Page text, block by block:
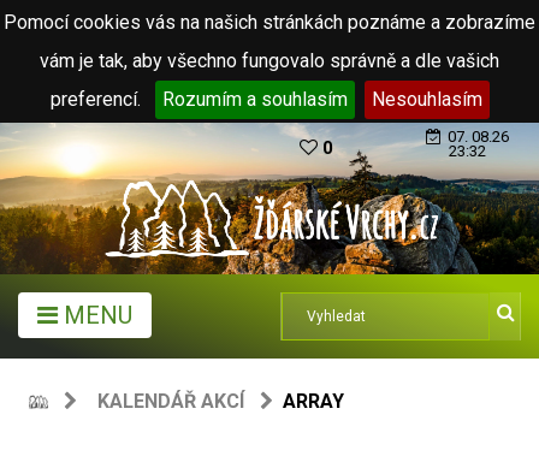
Pomocí cookies vás na našich stránkách poznáme a zobrazíme
vám je tak, aby všechno fungovalo správně a dle vašich
preferencí.
Rozumím a souhlasím Nesouhlasím
0
07. 08.26
23:32
MENU
KALENDÁŘ AKCÍ ARRAY